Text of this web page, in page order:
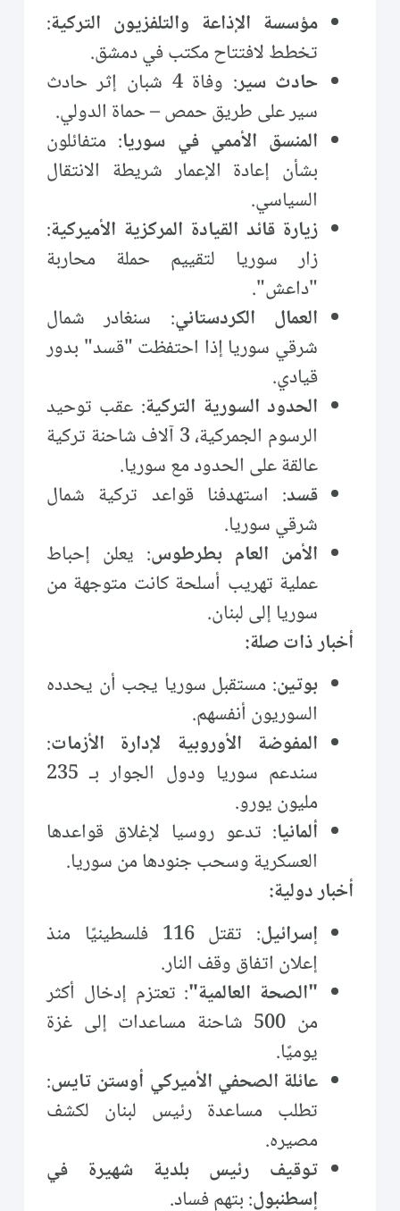
مؤسسة الإذاعة والتلفزيون التركية:
تخطط لافتتاح مكتب في دمشق.
حادث سير
: وفاة 4 شبان إثر حادث
سير على طريق حمص – حماة الدولي.
المنسق الأممي في سوريا: متفائلون
بشأن إعادة الإعمار شريطة الانتقال
السياسي.
زيارة قائد القيادة المركزية الأميركية:
زار سوريا لتقييم حملة محاربة
"داعش".
العمال الكردستاني: سنغادر شمال
شرقي سوريا إذا احتفظت "قسد" بدور
قيادي.
الحدود السورية التركية: عقب توحيد
الرسوم الجمركية، 3 آلاف شاحنة تركية
عالقة على الحدود مع سوريا.
قسد: استهدفنا قواعد تركية شمال
شرقي سوريا.
الأمن العام بطرطوس: يعلن إحباط
عملية تهريب أسلحة كانت متوجهة من
سوريا إلى لبنان.
أخبار ذات صلة:
بوتين: مستقبل سوريا يجب أن يحدده
السوريون أنفسهم.
المفوضة الأوروبية لإدارة الأزمات:
سندعم سوريا ودول الجوار بـ 235
مليون يورو.
ألمانيا: تدعو روسيا لإغلاق قواعدها
العسكرية وسحب جنودها من سوريا.
أخبار دولية:
إسرائيل
: تقتل 116 فلسطينيًا منذ
إعلان اتفاق وقف النار.
"الصحة العالمية": تعتزم إدخال أكثر
من 500 شاحنة مساعدات إلى غزة
يوميًا.
عائلة الصحفي الأميركي أوستن تايس:
تطلب مساعدة رئيس لبنان لكشف
مصيره.
توقيف رئيس بلدية شهيرة في
إسطنبول: بتهم فساد.